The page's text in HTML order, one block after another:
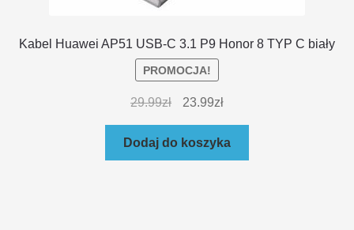
Kabel Huawei AP51 USB-C 3.1 P9 Honor 8 TYP C biały
PROMOCJA!
29.99zł 23.99zł
Dodaj do koszyka